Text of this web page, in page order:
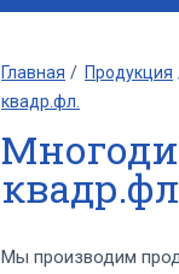
Главная Продукция
квадр.фл.
Мы производим